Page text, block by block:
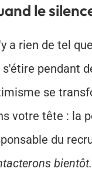
le
a rien de tel
s'étire pendant
se
votre tête : la
du